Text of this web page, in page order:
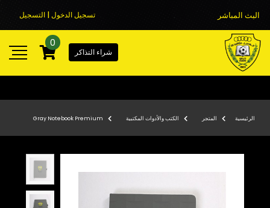
البث المباشر تسجيل الدخول | التسجيل
شراء التذاكر
0
الرئيسية المتجر الكتب والأدوات المكتبية Gray Notebook Premium